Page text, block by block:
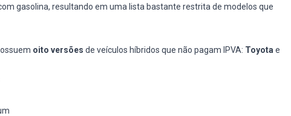
gasolina, resultando em uma lista bastante restrita de modelos que
oito versões de veículos híbridos que não pagam IPVA: Toyota e